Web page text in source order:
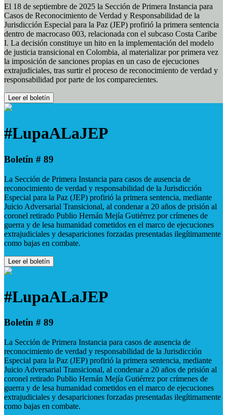
El 18 de septiembre de 2025 la Sección de Primera Instancia para
Casos de Reconocimiento de Verdad y Responsabilidad de la
Jurisdicción Especial para la Paz (JEP) profirió la primera sentencia
dentro de macrocaso 003, relacionada con el subcaso Costa Caribe
I. La decisión constituye un hito en la implementación del modelo
de justicia transicional en Colombia, al materializar por primera vez
la imposición de sanciones propias en un caso de ejecuciones
extrajudiciales, tras surtir el proceso de reconocimiento de verdad y
responsabilidad por parte de los comparecientes.
Leer el boletín
#LupaALaJEP
Boletín # 89
La Sección de Primera Instancia para casos de ausencia de
reconocimiento de verdad y responsabilidad de la Jurisdicción
Especial para la Paz (JEP) profirió la primera sentencia, mediante
Juicio Adversarial Transicional, al condenar a 20 años de prisión al
coronel retirado Publio Hernán Mejía Gutiérrez por crímenes de
guerra y de lesa humanidad cometidos en el marco de ejecuciones
extrajudiciales y desapariciones forzadas presentadas ilegítimamente
como bajas en combate.
Leer el boletín
#LupaALaJEP
Boletín # 89
La Sección de Primera Instancia para casos de ausencia de
reconocimiento de verdad y responsabilidad de la Jurisdicción
Especial para la Paz (JEP) profirió la primera sentencia, mediante
Juicio Adversarial Transicional, al condenar a 20 años de prisión al
coronel retirado Publio Hernán Mejía Gutiérrez por crímenes de
guerra y de lesa humanidad cometidos en el marco de ejecuciones
extrajudiciales y desapariciones forzadas presentadas ilegítimamente
como bajas en combate.